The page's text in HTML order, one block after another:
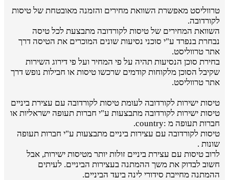
טרווליסט מאפשרת השוואת מחירים והזמנה מאובטחת של טיסות
לקורדובה.
השוואת המחירים של טיסות לקורדובה מתבצעת לכל טיסה
נבחרת בנפרד ע"י סוכני נסיעות שונים המוכרים את הטיסה דרך
אתר טרווליסט.
בחירת סוכן הנסיעות תהיה על פי המחיר ועל פי דירוג השירות
שקיבל הסוכן מלקוחות קודמים שרכשו טיסות או חבילות נופש דרך
אתר טרווליסט.
טיסות ישירות לקורדובה לעומת טיסות לקורדובה עם עצירת ביניים
טיסות ישירות לקורדובה מתבצעות ע"י חברות תעופה ישראליות או
חברות תעופה מ :country.
טיסות לקורדובה עם עצירות ביניים מתבצעות ע"י חברות תעופה
שונות .
לרוב טיסות עם עצירת ביניים זולות יותר מטיסות ישירות, אבל
חשוב לבדוק את משך ההמתנה בעצירות הביניים. לעיתים
ההמתנה מחייבת סידורי לינה ביעד הביניים.